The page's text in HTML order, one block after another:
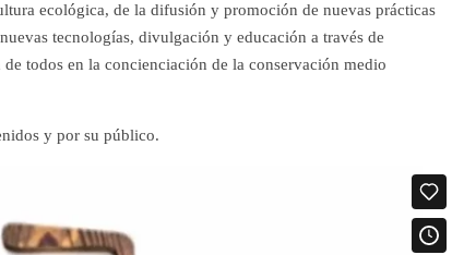
ecológica, de la difusión y promoción de nuevas prácticas
tecnologías, divulgación y educación a través de
todos en la concienciación de la conservación medio
y por su público.